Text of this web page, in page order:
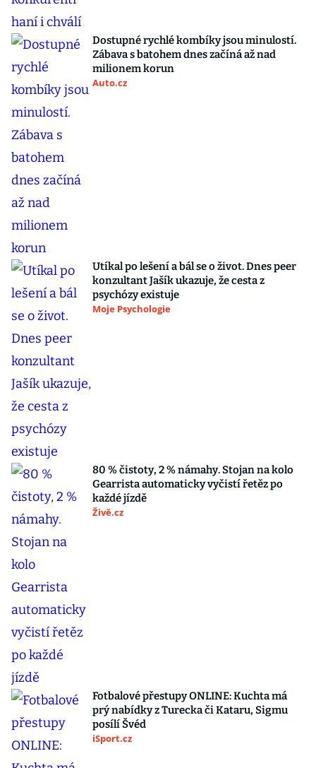
Dostupné rychlé kombíky jsou minulostí.
Zábava s batohem dnes začíná až nad
milionem korun
Auto.cz
Utíkal po lešení a bál se o život. Dnes peer
konzultant Jašík ukazuje, že cesta z
psychózy existuje
Moje Psychologie
80 % čistoty, 2 % námahy. Stojan na kolo
Gearrista automaticky vyčistí řetěz po
každé jízdě
Živě.cz
Fotbalové přestupy ONLINE: Kuchta má
prý nabídky z Turecka či Kataru, Sigmu
posílí Švéd
iSport.cz